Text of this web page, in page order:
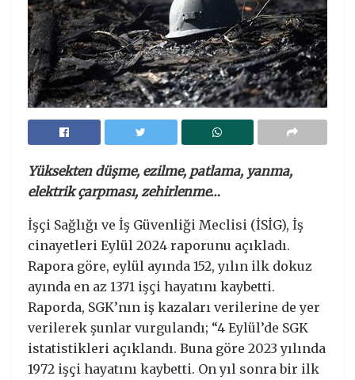
Yüksekten düşme, ezilme, patlama, yanma,
elektrik çarpması, zehirlenme…
İşçi Sağlığı ve İş Güvenliği Meclisi (İSİG), İş
cinayetleri Eylül 2024 raporunu açıkladı.
Rapora göre, eylül ayında 152, yılın ilk dokuz
ayında en az 1371 işçi hayatını kaybetti.
Raporda, SGK’nın iş kazaları verilerine de yer
verilerek şunlar vurgulandı; “4 Eylül’de SGK
istatistikleri açıklandı. Buna göre 2023 yılında
1972 işçi hayatını kaybetti. On yıl sonra bir ilk